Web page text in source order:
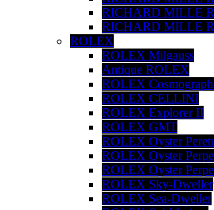
RICHARD MILLE
RICHARD MILLE
ROLEX
ROLEX Milgauss
Antique ROLEX
ROLEX
ROLEX CELLINI
ROLEX Explorer II
ROLEX GMT
ROLEX Oyster
ROLEX Oyster
ROLEX Oyster
ROLEX Sky-Dweller
ROLEX Sea-Dweller